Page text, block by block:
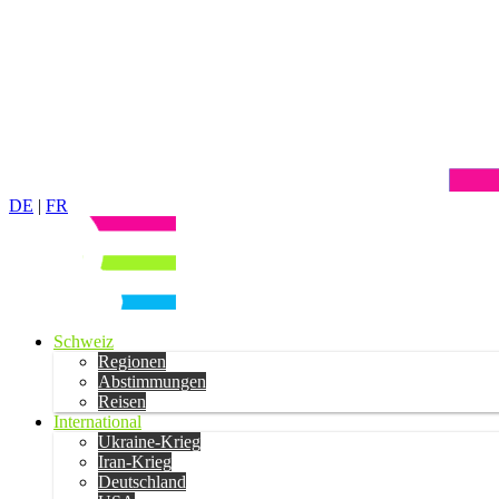
DE | FR
Schweiz
Regionen
Abstimmungen
Reisen
International
Ukraine-Krieg
Iran-Krieg
Deutschland